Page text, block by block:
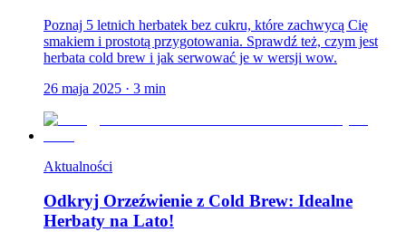
Poznaj 5 letnich herbatek bez cukru, które zachwycą Cię
smakiem i prostotą przygotowania. Sprawdź też, czym jest
herbata cold brew i jak serwować je w wersji wow.
26 maja 2025 · 3 min
Aktualności
Odkryj Orzeźwienie z Cold Brew: Idealne
Herbaty na Lato!